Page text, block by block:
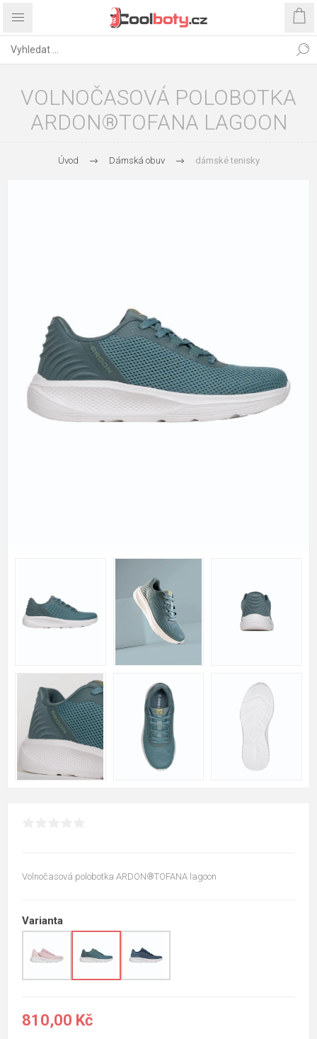
VOLNOČASOVÁ POLOBOTKA
ARDON®TOFANA LAGOON
Úvod Dámská obuv dámské tenisky
Volnočasová polobotka ARDON®TOFANA lagoon
Varianta
810,00 Kč